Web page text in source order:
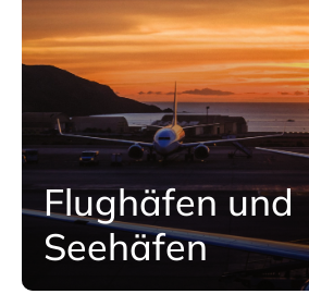
Flughäfen und
Seehäfen